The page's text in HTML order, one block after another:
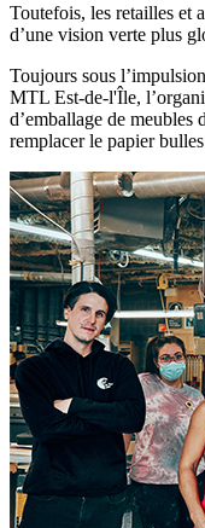
Toutefois, les retailles et
d’une vision verte plus
Toujours sous
MTL Est-de-l'Île,
d’emballage de
remplacer le papier